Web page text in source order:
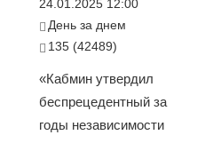
24.01.2025 12:00
День за днем
135 (42489)
«Кабмин утвердил
беспрецедентный за
годы независимости